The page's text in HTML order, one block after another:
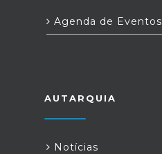
Agenda de Eventos
AUTARQUIA
Notícias